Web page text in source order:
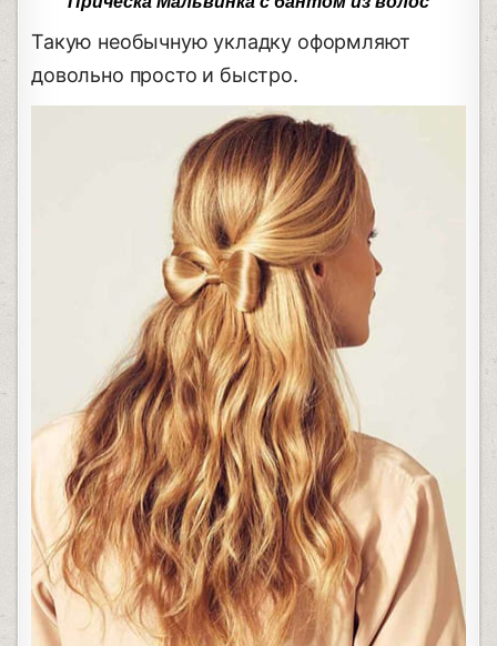
Такую необычную укладку оформляют
довольно просто и быстро.